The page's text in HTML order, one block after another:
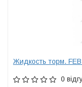
Жидкость торм.
0